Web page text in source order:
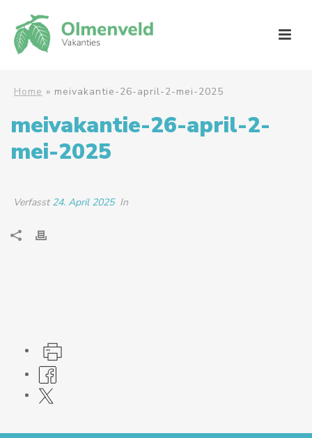
Home » meivakantie-26-april-2-mei-2025
meivakantie-26-april-2-
mei-2025
Verfasst 24. April 2025 In